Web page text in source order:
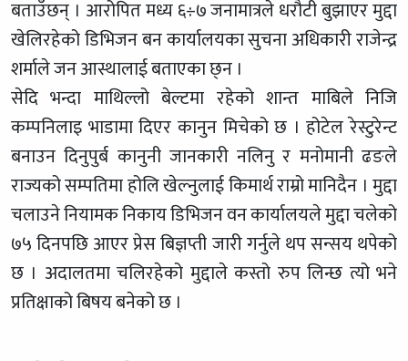
बताउँछन् । आरोपित मध्य ६÷७ जनामात्रले धरौटी बुझाएर मुद्दा
खेलिरहेको डिभिजन बन कार्यालयका सुचना अधिकारी राजेन्द्र
शर्माले जन आस्थालाई बताएका छ्न ।
सेदि भन्दा माथिल्लो बेल्टमा रहेको शान्त माबिले निजि
कम्पनिलाइ भाडामा दिएर कानुन मिचेको छ । होटेल रेस्टुरेन्ट
बनाउन दिनुपुर्ब कानुनी जानकारी नलिनु र मनोमानी ढङले
राज्यको सम्पतिमा होलि खेल्नुलाई किमार्थ राम्रो मानिदैन । मुद्दा
चलाउने नियामक निकाय डिभिजन वन कार्यालयले मुद्दा चलेको
७५ दिनपछि आएर प्रेस बिज्ञप्ती जारी गर्नुले थप सन्सय थपेको
छ । अदालतमा चलिरहेको मुद्दाले कस्तो रुप लिन्छ त्यो भने
प्रतिक्षाको बिषय बनेको छ ।